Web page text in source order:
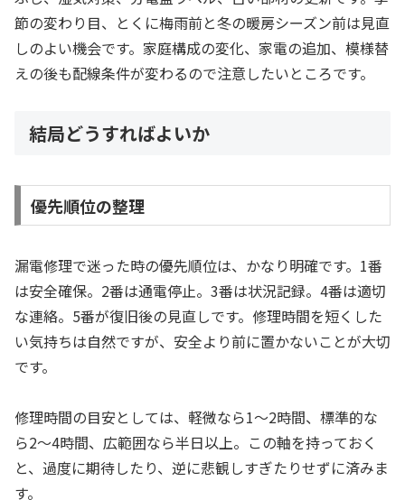
節の変わり目、とくに梅雨前と冬の暖房シーズン前は見直
しのよい機会です。家庭構成の変化、家電の追加、模様替
えの後も配線条件が変わるので注意したいところです。
結局どうすればよいか
優先順位の整理
漏電修理で迷った時の優先順位は、かなり明確です。1番
は安全確保。2番は通電停止。3番は状況記録。4番は適切
な連絡。5番が復旧後の見直しです。修理時間を短くした
い気持ちは自然ですが、安全より前に置かないことが大切
です。
修理時間の目安としては、軽微なら1〜2時間、標準的な
ら2〜4時間、広範囲なら半日以上。この軸を持っておく
と、過度に期待したり、逆に悲観しすぎたりせずに済みま
す。